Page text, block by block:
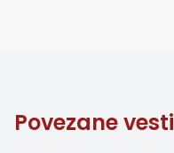
Povezane vesti